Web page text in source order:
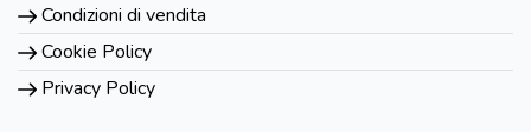
Condizioni di vendita
Cookie Policy
Privacy Policy